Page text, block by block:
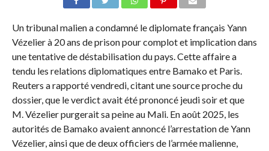
Un tribunal malien a condamné le diplomate français Yann
Vézelier à 20 ans de prison pour complot et implication dans
une tentative de déstabilisation du pays. Cette affaire a
tendu les relations diplomatiques entre Bamako et Paris.
Reuters a rapporté vendredi, citant une source proche du
dossier, que le verdict avait été prononcé jeudi soir et que
M. Vézelier purgerait sa peine au Mali. En août 2025, les
autorités de Bamako avaient annoncé l’arrestation de Yann
Vézelier, ainsi que de deux officiers de l’armée malienne,